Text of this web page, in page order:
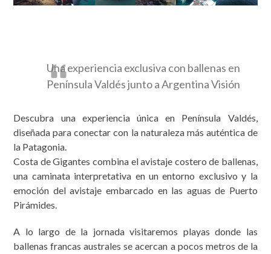
Una experiencia exclusiva con ballenas en
Península Valdés junto a Argentina Visión
Descubra una experiencia única en Península Valdés,
diseñada para conectar con la naturaleza más auténtica de
la Patagonia.
Costa de Gigantes combina el avistaje costero de ballenas,
una caminata interpretativa en un entorno exclusivo y la
emoción del avistaje embarcado en las aguas de Puerto
Pirámides.
A lo largo de la jornada visitaremos playas donde las
ballenas francas australes se acercan a pocos metros de la